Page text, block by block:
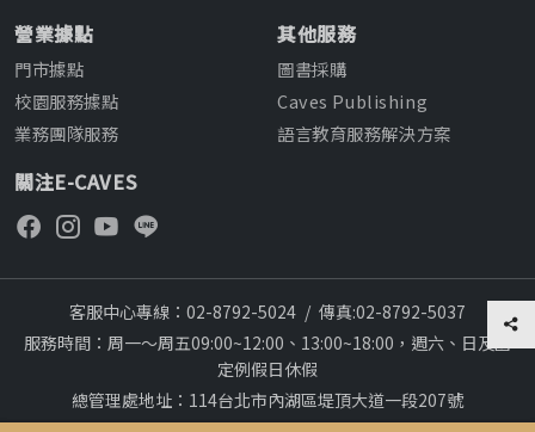
營業據點
門市據點
校園服務據點
業務團隊服務
其他服務
圖書採購
Caves Publishing
語言教育服務解決方案
關注E-CAVES
客服中心專線：02-8792-5024 / 傳真:02-8792-5037
服務時間：周一～周五09:00~12:00、13:00~18:00，週六、日及國
定例假日休假
總管理處地址：114台北市內湖區堤頂大道一段207號